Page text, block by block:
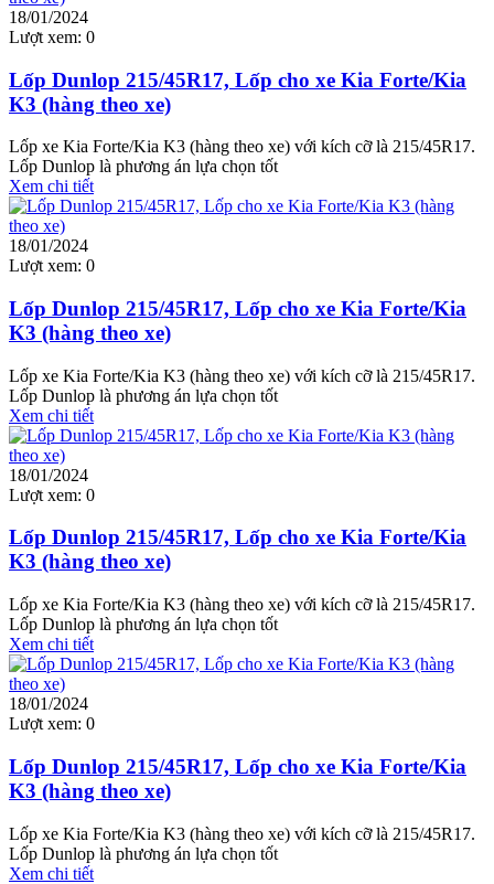
18/01/2024
Lượt xem: 0
Lốp Dunlop 215/45R17, Lốp cho xe Kia Forte/Kia
K3 (hàng theo xe)
Lốp xe Kia Forte/Kia K3 (hàng theo xe) với kích cỡ là 215/45R17.
Lốp Dunlop là phương án lựa chọn tốt
Xem chi tiết
18/01/2024
Lượt xem: 0
Lốp Dunlop 215/45R17, Lốp cho xe Kia Forte/Kia
K3 (hàng theo xe)
Lốp xe Kia Forte/Kia K3 (hàng theo xe) với kích cỡ là 215/45R17.
Lốp Dunlop là phương án lựa chọn tốt
Xem chi tiết
18/01/2024
Lượt xem: 0
Lốp Dunlop 215/45R17, Lốp cho xe Kia Forte/Kia
K3 (hàng theo xe)
Lốp xe Kia Forte/Kia K3 (hàng theo xe) với kích cỡ là 215/45R17.
Lốp Dunlop là phương án lựa chọn tốt
Xem chi tiết
18/01/2024
Lượt xem: 0
Lốp Dunlop 215/45R17, Lốp cho xe Kia Forte/Kia
K3 (hàng theo xe)
Lốp xe Kia Forte/Kia K3 (hàng theo xe) với kích cỡ là 215/45R17.
Lốp Dunlop là phương án lựa chọn tốt
Xem chi tiết